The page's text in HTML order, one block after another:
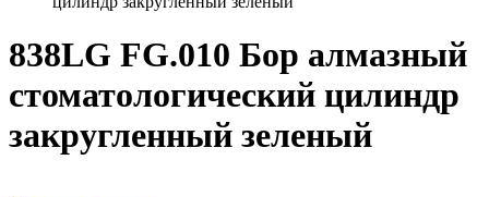
838LG FG.010 Бор алмазный
стоматологический цилиндр
закругленный зеленый